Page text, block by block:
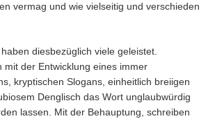
vermag und wie vielseitig und verschieden
diesbezüglich viele geleistet.
mit der Entwicklung eines immer
kryptischen Slogans, einheitlich breiigen
Denglisch das Wort unglaubwürdig
lassen. Mit der Behauptung, schreiben